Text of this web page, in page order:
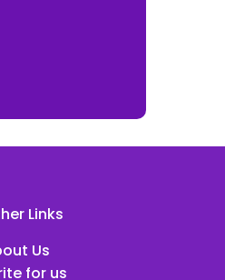
Links
Us
for us